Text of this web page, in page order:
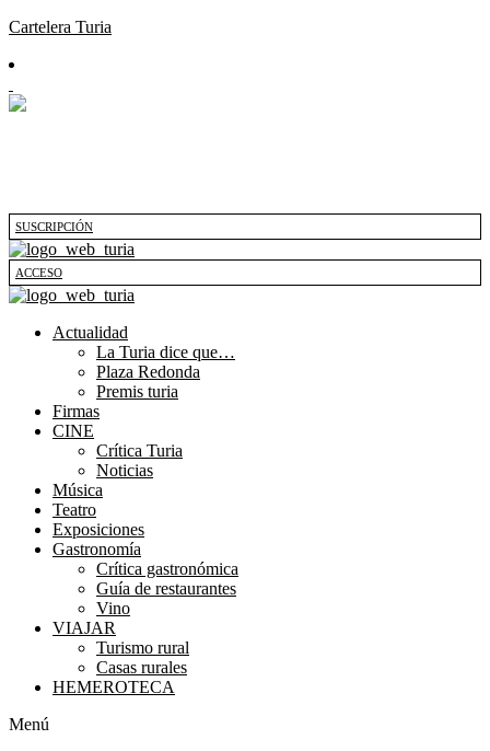
Cartelera Turia
SUSCRIPCIÓN
ACCESO
Actualidad
La Turia dice que…
Plaza Redonda
Premis turia
Firmas
CINE
Crítica Turia
Noticias
Música
Teatro
Exposiciones
Gastronomía
Crítica gastronómica
Guía de restaurantes
Vino
VIAJAR
Turismo rural
Casas rurales
HEMEROTECA
Menú